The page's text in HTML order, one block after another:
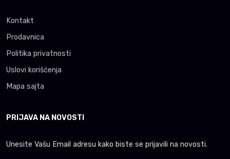
Kontakt
Prodavnica
Politika privatnosti
Uslovi korišćenja
Mapa sajta
PRIJAVA NA NOVOSTI
Unesite Vašu Email adresu kako biste se prijavili na novosti.